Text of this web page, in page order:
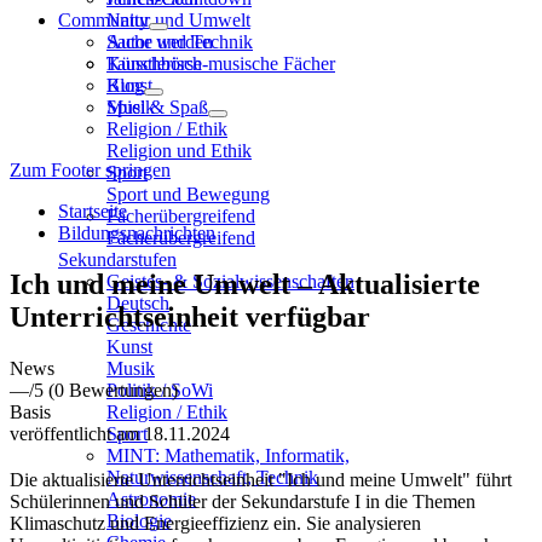
Natur und Umwelt
Sache und Technik
Künstlerisch-musische Fächer
Kunst
Musik
Religion / Ethik
Religion und Ethik
Sport
Sport und Bewegung
Fächerübergreifend
Fächerübergreifend
Sekundarstufen
Geistes- & Sozialwissenschaften
Deutsch
Geschichte
Kunst
Musik
Politik / SoWi
Religion / Ethik
Sport
MINT: Mathematik, Informatik,
Naturwissenschaft, Technik
Astronomie
Biologie
Community
Autor werden
Tauschbörse
Blog
Spiel & Spaß
Zum Footer springen
Startseite
Bildungsnachrichten
Ich und meine Umwelt – Aktualisierte
Unterrichtseinheit verfügbar
News
—/5 (0 Bewertungen)
Basis
veröffentlicht am 18.11.2024
Die aktualisierte Unterrichtseinheit "Ich und meine Umwelt" führt
Schülerinnen und Schüler der Sekundarstufe I in die Themen
Klimaschutz und Energieeffizienz ein. Sie analysieren